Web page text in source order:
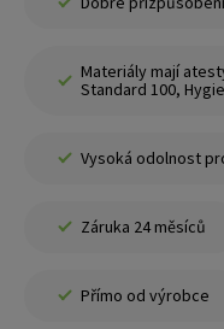
Materiály mají
Standard 100,
Vysoká odolnost
Záruka 24 měsíců
Přímo od výrobce